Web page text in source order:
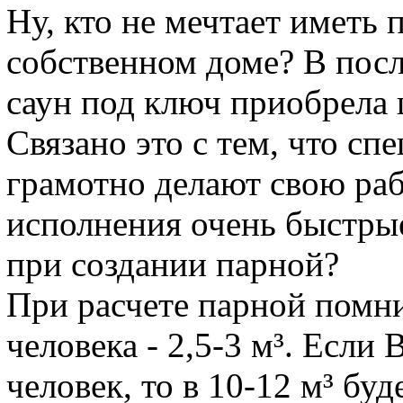
Ну, кто не мечтает
собственном доме? В
саун под ключ
Связано это с тем, что
грамотно делают свою
исполнения очень
при создании парной?
При расчете парной
человека - 2,5-3 м³. Если
человек, то в 10-12 м³